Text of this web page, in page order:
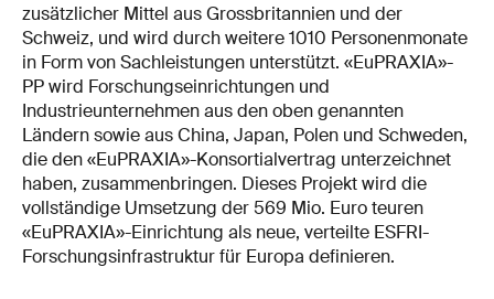
zusätzlicher Mittel aus Grossbritannien und der
Schweiz, und wird durch weitere 1010 Personenmonate
in Form von Sachleistungen unterstützt. «EuPRAXIA»-
PP wird Forschungseinrichtungen und
Industrieunternehmen aus den oben genannten
Ländern sowie aus China, Japan, Polen und Schweden,
die den «EuPRAXIA»-Konsortialvertrag unterzeichnet
haben, zusammenbringen. Dieses Projekt wird die
vollständige Umsetzung der 569 Mio. Euro teuren
«EuPRAXIA»-Einrichtung als neue, verteilte ESFRI-
Forschungsinfrastruktur für Europa definieren.